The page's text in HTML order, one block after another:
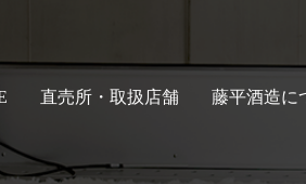
直売所・取扱店舗 藤平酒造に